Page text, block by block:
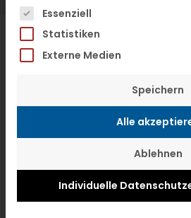
Es folgt eine Liste der
Essenziell
Statistiken
Externe Medien
Speichern
Alle
Ablehnen
Individuelle